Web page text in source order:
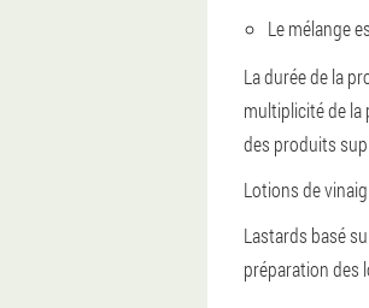
Le mélange
La durée de la
multiplicité de la
des produits
Lotions de
Lastards basé
préparation des